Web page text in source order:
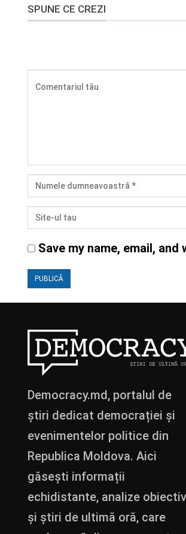
SPUNE CE CREZI
Save my name, email,
Democracy.md, portalul de
știri dedicat democrației și
evenimentelor politice din
Republica Moldova. Aici
găsești informații
echidistante, analize
și știri de ultimă oră, care